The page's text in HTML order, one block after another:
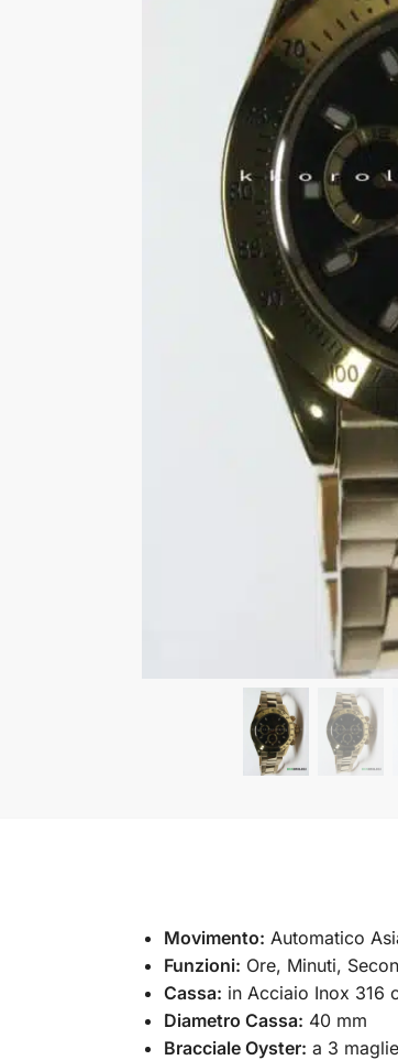
Movimento: Automatico
Funzioni: Ore, Minuti,
Cassa: in Acciaio Inox 316
Diametro Cassa: 40 mm
Bracciale Oyster: a 3